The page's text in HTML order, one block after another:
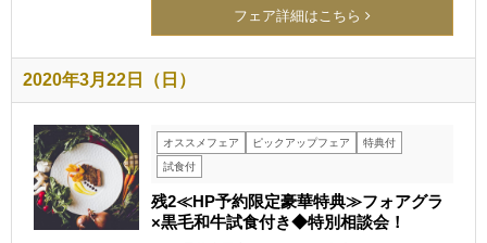
フェア詳細はこちら
2020年3月22日（日）
オススメフェア ピックアップフェア
特典付
試食付
残2≪HP予約限定豪華特典≫フォアグラ
×黒毛和牛試食付き◆特別相談会！